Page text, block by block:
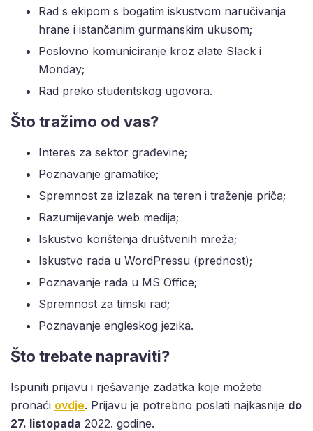
Rad s ekipom s bogatim iskustvom naručivanja
hrane i istančanim gurmanskim ukusom;
Poslovno komuniciranje kroz alate Slack i
Monday;
Rad preko studentskog ugovora.
Što tražimo od vas?
Interes za sektor građevine;
Poznavanje gramatike;
Spremnost za izlazak na teren i traženje priča;
Razumijevanje web medija;
Iskustvo korištenja društvenih mreža;
Iskustvo rada u WordPressu (prednost);
Poznavanje rada u MS Office;
Spremnost za timski rad;
Poznavanje engleskog jezika.
Što trebate napraviti?
Ispuniti prijavu i rješavanje zadatka koje možete
pronaći ovdje. Prijavu je potrebno poslati najkasnije do
27. listopada 2022. godine.